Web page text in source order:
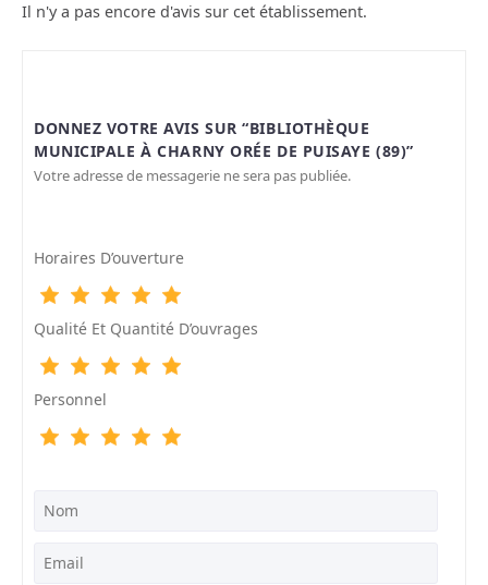
Il n'y a pas encore d'avis sur cet établissement.
DONNEZ VOTRE AVIS SUR “BIBLIOTHÈQUE
MUNICIPALE À CHARNY ORÉE DE PUISAYE (89)”
Votre adresse de messagerie ne sera pas publiée.
Horaires D’ouverture
Qualité Et Quantité D’ouvrages
Personnel